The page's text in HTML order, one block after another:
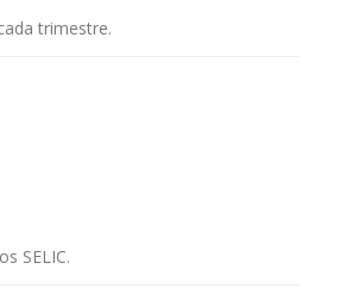
trimestre.
SELIC.